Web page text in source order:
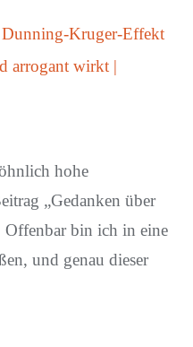
Kruger-Effekt
arrogant wirkt |
hohe
„Gedanken über
bin ich in eine
und genau dieser